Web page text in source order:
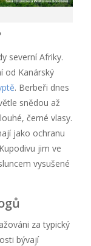
severní Afriky.
od Kanárský
. Berbeři dnes
snědou až
černé vlasy.
jako ochranu
jim ve
vysušené
za typický
bývají